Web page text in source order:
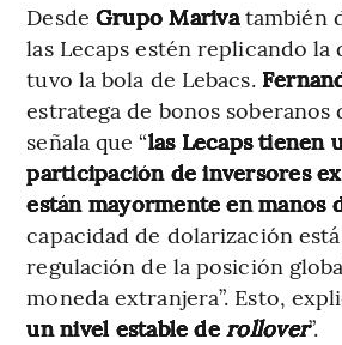
Desde Grupo Marivatambién
las Lecaps estén replicando la
tuvo la bola de Lebacs.
estratega de bonos soberanos
señala que “las Lecaps tienen
participación de inversores
están mayormente en manos
capacidad de dolarización
regulación de la posición
moneda extranjera”. Esto,
un nivel estable derollover”.